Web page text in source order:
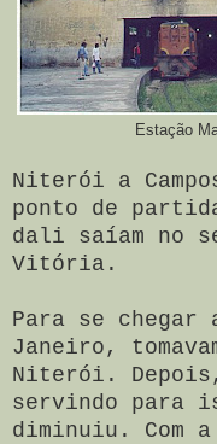
Estação
Niterói a
ponto de
dali saíam no
Vitória.
Para se
Janeiro,
Niterói. Depois,
servindo para
diminuiu. Com